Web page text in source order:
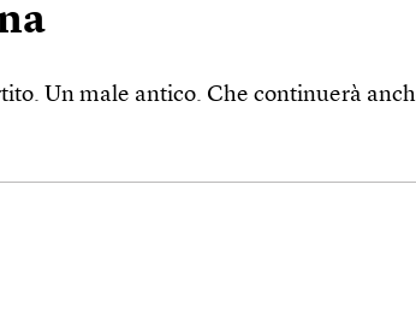
Un male antico. Che continuerà